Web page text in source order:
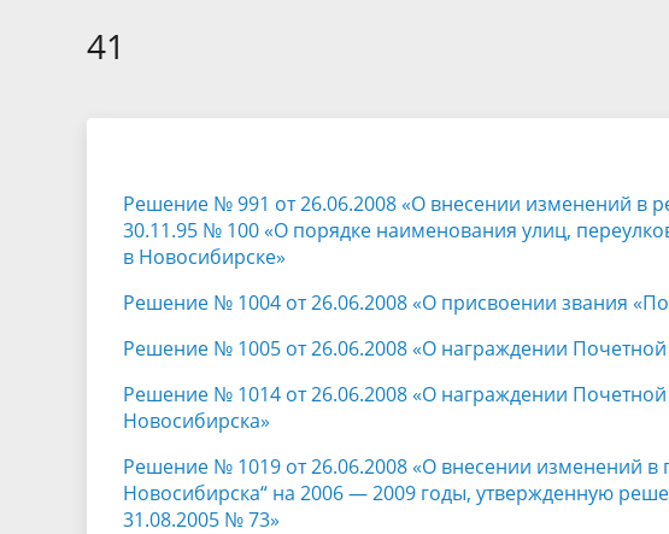
Отчет о работе
муниципальной службы
фактах коррупции
41
Решение № 991 от 26.06.2008 «О внесении изменений в
30.11.95 № 100 «О порядке наименования улиц,
в Новосибирске»
Решение № 1004 от 26.06.2008 «О присвоении звания
Решение № 1005 от 26.06.2008 «О награждении
Решение № 1014 от 26.06.2008 «О награждении Почетной
Новосибирска»
Решение № 1019 от 26.06.2008 «О внесении изменений
Новосибирска“ на 2006 — 2009 годы, утвержденную
31.08.2005 № 73»